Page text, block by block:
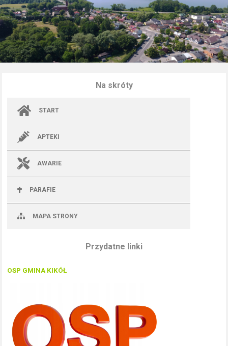
Na skróty
START
APTEKI
AWARIE
PARAFIE
MAPA STRONY
Przydatne linki
OSP GMINA KIKÓŁ